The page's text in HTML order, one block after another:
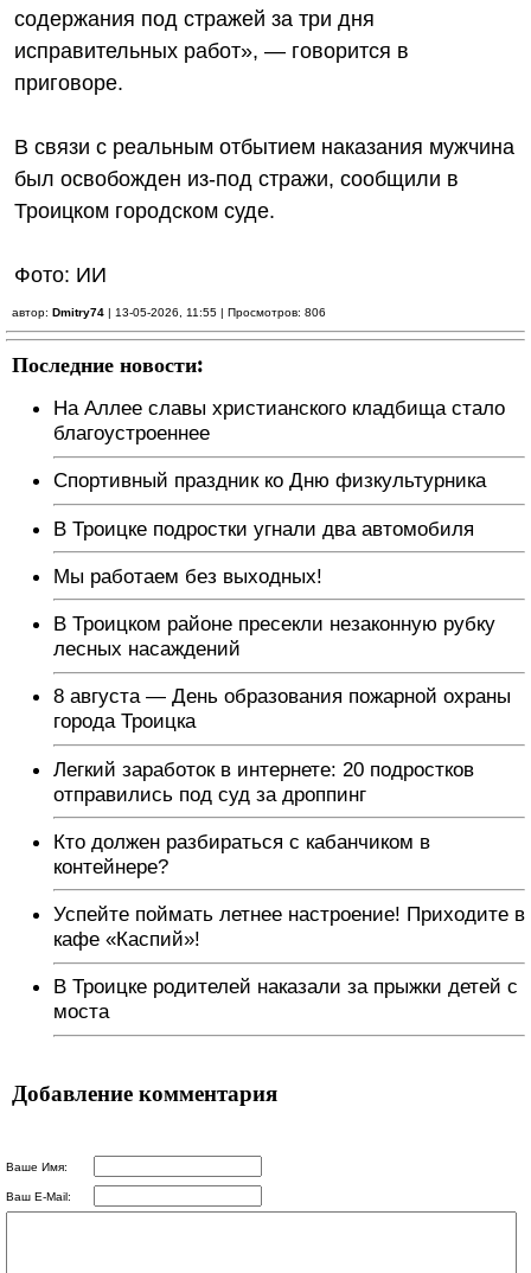
содержания под стражей за три дня
исправительных работ», — говорится в
приговоре.
В связи с реальным отбытием наказания мужчина
был освобожден из-под стражи, сообщили в
Троицком городском суде.
Фото: ИИ
автор: Dmitry74 | 13-05-2026, 11:55 | Просмотров: 806
Последние новости:
На Аллее славы христианского кладбища стало
благоустроеннее
Спортивный праздник ко Дню физкультурника
В Троицке подростки угнали два автомобиля
Мы работаем без выходных!
В Троицком районе пресекли незаконную рубку
лесных насаждений
8 августа — День образования пожарной охраны
города Троицка
Легкий заработок в интернете: 20 подростков
отправились под суд за дроппинг
Кто должен разбираться с кабанчиком в
контейнере?
Успейте поймать летнее настроение! Приходите в
кафе «Каспий»!
В Троицке родителей наказали за прыжки детей с
моста
Добавление комментария
Ваше Имя:
Ваш E-Mail: